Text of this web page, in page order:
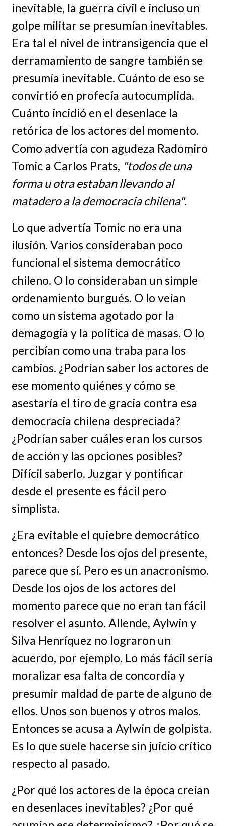
inevitable, la guerra civil e incluso un
golpe militar se presumían inevitables.
Era tal el nivel de intransigencia que el
derramamiento de sangre también se
presumía inevitable. Cuánto de eso se
convirtió en profecía autocumplida.
Cuánto incidió en el desenlace la
retórica de los actores del momento.
Como advertía con agudeza Radomiro
Tomic a Carlos Prats, "todos de una
forma u otra estaban llevando al
matadero a la democracia chilena".
Lo que advertía Tomic no era una
ilusión. Varios consideraban poco
funcional el sistema democrático
chileno. O lo consideraban un simple
ordenamiento burgués. O lo veían
como un sistema agotado por la
demagogia y la política de masas. O lo
percibían como una traba para los
cambios. ¿Podrían saber los actores de
ese momento quiénes y cómo se
asestaría el tiro de gracia contra esa
democracia chilena despreciada?
¿Podrían saber cuáles eran los cursos
de acción y las opciones posibles?
Difícil saberlo. Juzgar y pontificar
desde el presente es fácil pero
simplista.
¿Era evitable el quiebre democrático
entonces? Desde los ojos del presente,
parece que sí. Pero es un anacronismo.
Desde los ojos de los actores del
momento parece que no eran tan fácil
resolver el asunto. Allende, Aylwin y
Silva Henríquez no lograron un
acuerdo, por ejemplo. Lo más fácil sería
moralizar esa falta de concordia y
presumir maldad de parte de alguno de
ellos. Unos son buenos y otros malos.
Entonces se acusa a Aylwin de golpista.
Es lo que suele hacerse sin juicio crítico
respecto al pasado.
¿Por qué los actores de la época creían
en desenlaces inevitables? ¿Por qué